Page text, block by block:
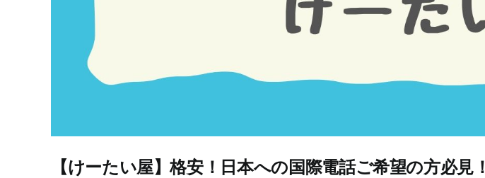
【けーたい屋】格安！日本への国際電話ご希望の方必見！